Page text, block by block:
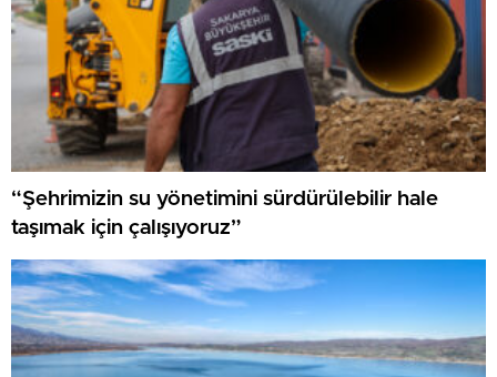
“Şehrimizin su yönetimini sürdürülebilir hale
taşımak için çalışıyoruz”